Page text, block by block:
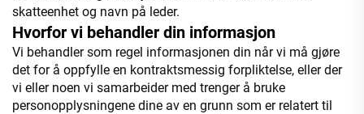
skatteenhet og navn på leder.
Hvorfor vi behandler din informasjon
Vi behandler som regel informasjonen din når vi må gjøre
det for å oppfylle en kontraktsmessig forpliktelse, eller der
vi eller noen vi samarbeider med trenger å bruke
personopplysningene dine av en grunn som er relatert til